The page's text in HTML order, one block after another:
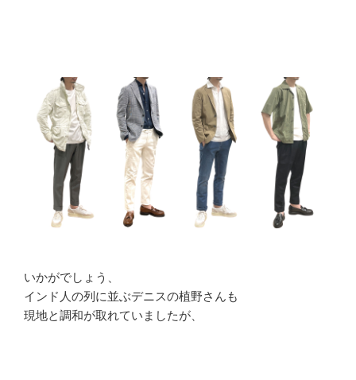
いかがでしょう、
インド人の列に並ぶデニスの植野さんも
現地と調和が取れていましたが、